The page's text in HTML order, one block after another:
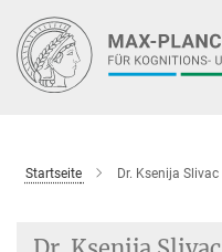
Hauptinhalt
Startseite Dr. Ksenija Slivac